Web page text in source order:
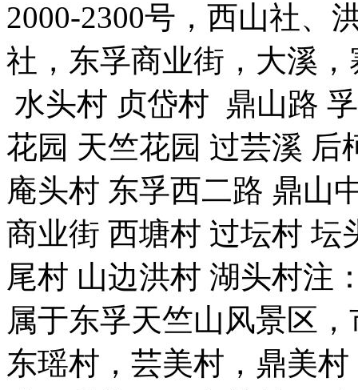
2000-2300号，西山社、
社，东孚商业街，大溪
水头村 贞岱村 鼎山路
花园 天竺花园 过芸溪 后
庵头村 东孚西二路 鼎山
商业街 西塘村 过坛村 坛
尾村 山边洪村 湖头村注
属于东孚天竺山风景区
东瑶村，芸美村，鼎美